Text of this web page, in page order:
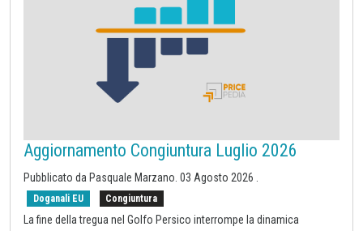
Aggiornamento Congiuntura Luglio 2026
Pubblicato da Pasquale Marzano 03 Agosto 2026
Doganali EU Congiuntura
La fine della tregua nel Golfo Persico interrompe la dinamica